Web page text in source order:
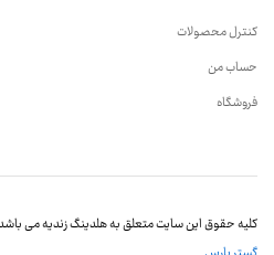
کنترل محصولات
حساب من
فروشگاه
کلیه حقوق این سایت متعلق به هلدینگ زندیه می